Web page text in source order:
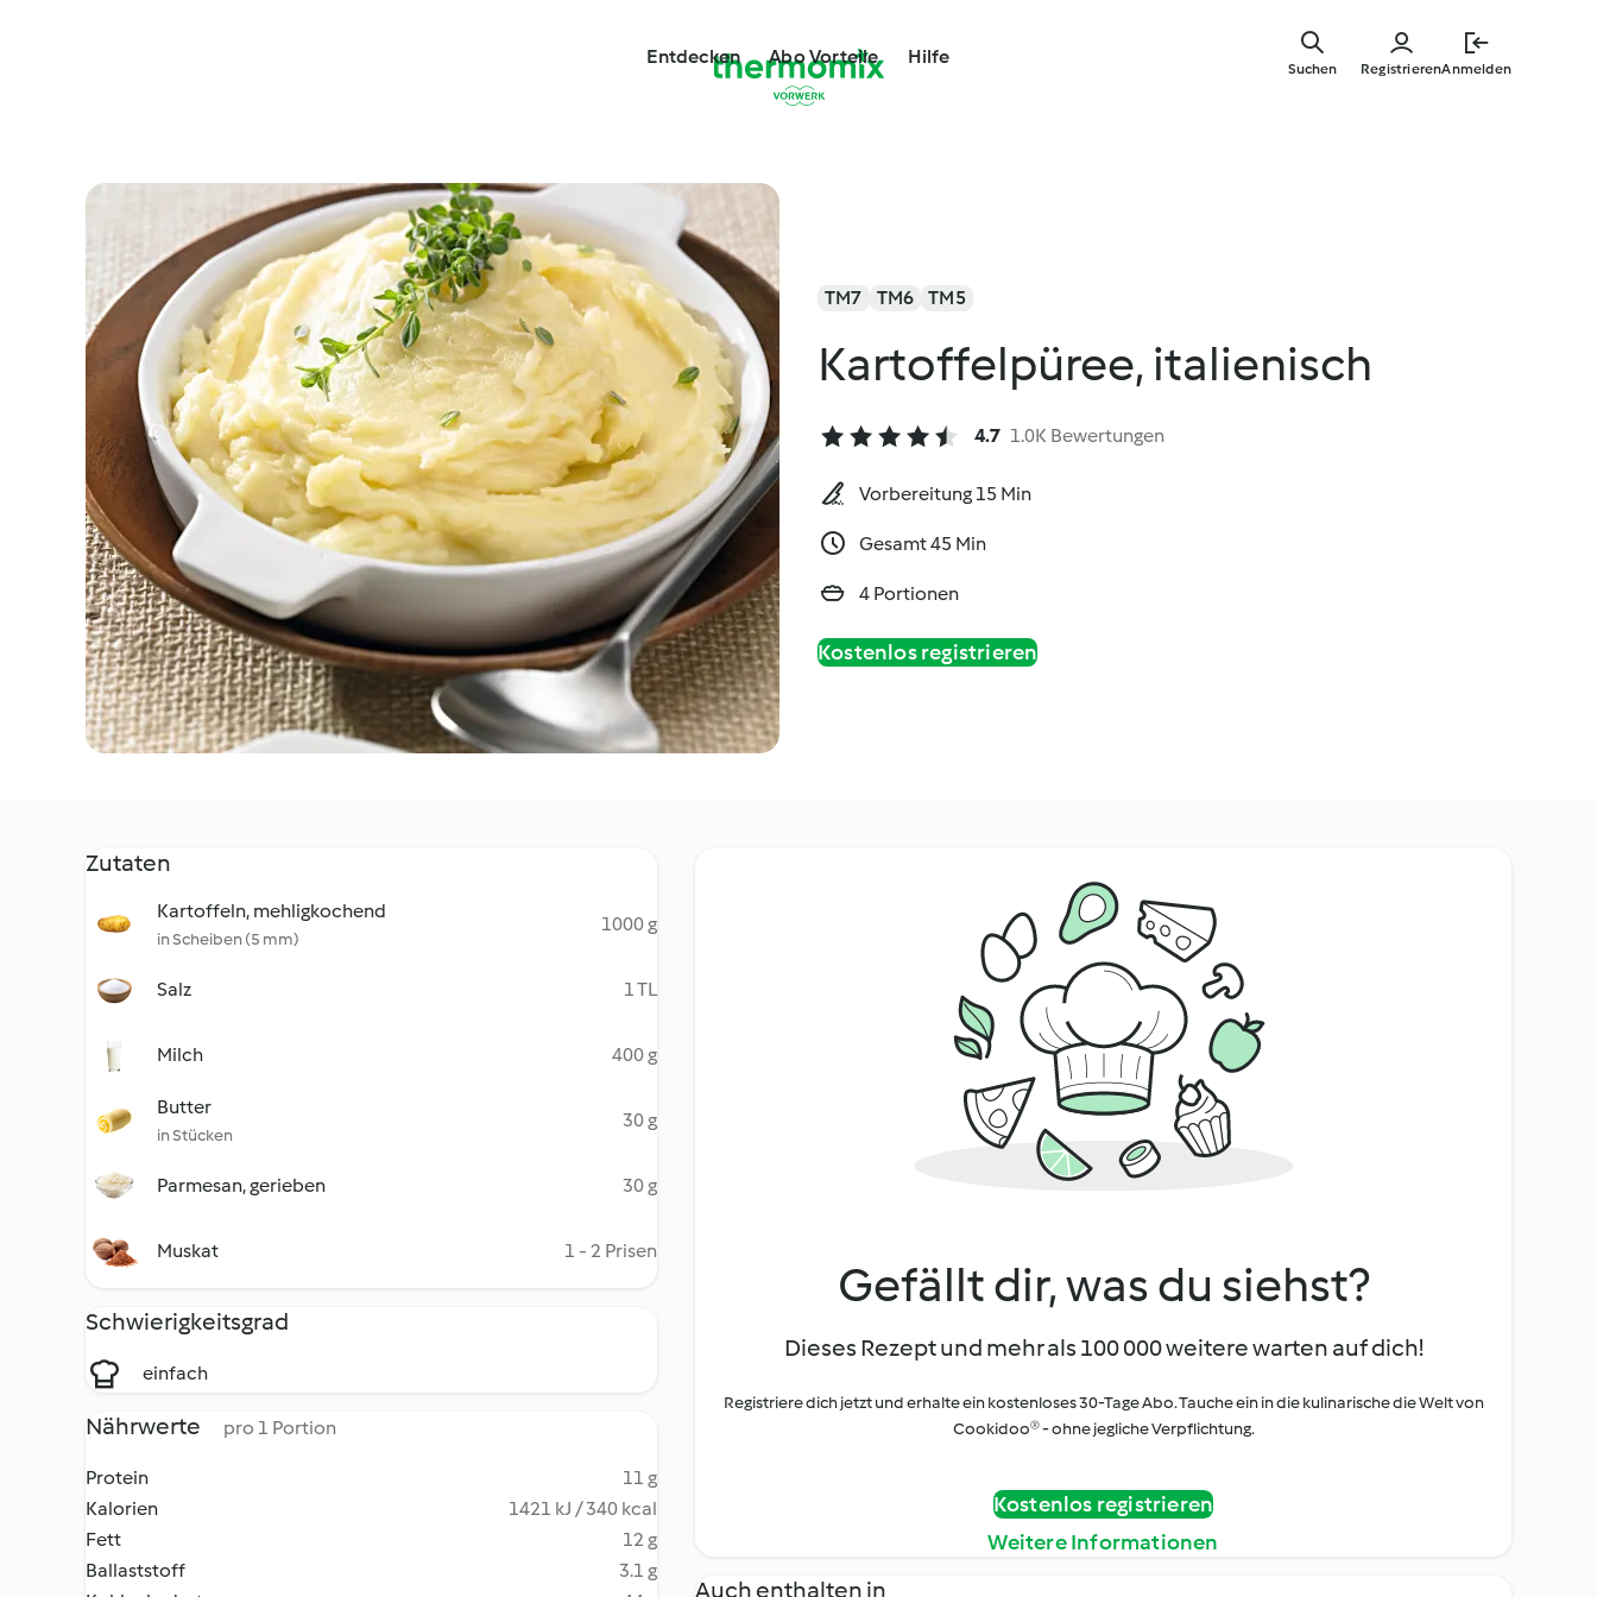
springen
Entdecken Abo Vorteile Hilfe
RegistrierenAnmelden
Suchen
TM7 TM6 TM5
Kartoffelpüree, italienisch
4.7 1.0K Bewertungen
Vorbereitung 15 Min
Gesamt 45 Min
4 Portionen
Kostenlos registrieren
Zutaten
Kartoffeln, mehligkochend
in Scheiben (5 mm)
1000 g
Salz 1 TL
Milch 400 g
Butter
in Stücken
30 g
Parmesan, gerieben 30 g
Muskat 1 - 2 Prisen
Schwierigkeitsgrad
einfach
Nährwerte pro 1 Portion
Protein
11 g
Kalorien
1421 kJ / 340 kcal
Fett
12 g
Ballaststoff
3.1 g
Gefällt dir, was du siehst?
Dieses Rezept und mehr als 100 000 weitere warten auf dich!
Registriere dich jetzt und erhalte ein kostenloses 30-Tage Abo. Tauche ein in die kulinarische die Welt von
Cookidoo® - ohne jegliche Verpflichtung.
Kostenlos registrieren
Weitere Informationen
Auch enthalten in